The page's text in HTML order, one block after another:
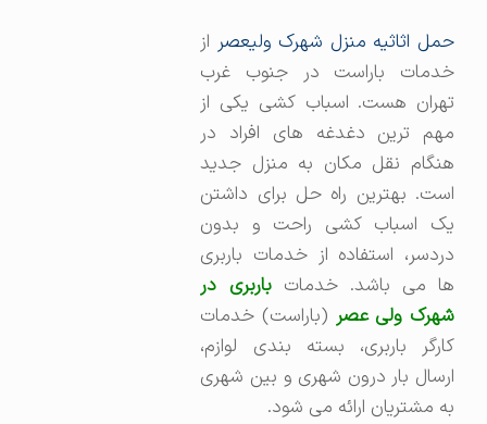
حمل اثاثیه منزل شهرک ولیعصراز
خدمات باراست در جنوب غرب
تهران هست. اسباب کشی یکی از
مهم ترین دغدغه های افراد در
هنگام نقل مکان به منزل جدید
است. بهترین راه حل برای داشتن
یک اسباب کشی راحت و بدون
دردسر، استفاده از خدمات باربری
ها می باشد. خدماتباربری در
شهرک ولی عصر(باراست) خدمات
کارگر باربری، بسته بندی لوازم،
ارسال بار درون شهری و بین شهری
به مشتریان ارائه می شود.